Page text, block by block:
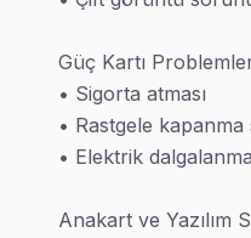
· Beykoz Servisi
· Beylikdüzü Servisi
Bahçelievler TV
Bahçelievler'da
Güç Kartı
• Sigorta atması
• Rastgele
• Elektrik
Anakart ve Yazılım